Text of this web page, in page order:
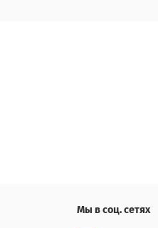
Мы в соц. сетях